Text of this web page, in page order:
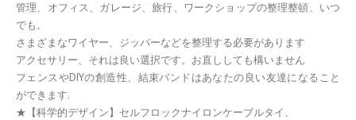
管理、オフィス、ガレージ、旅行、ワークショップの整理整頓、いつ
でも。
さまざまなワイヤー、ジッパーなどを整理する必要があります
アクセサリー、それは良い選択です。お直ししても構いません
フェンスやDIYの創造性、結束バンドはあなたの良い友達になること
ができます.
★【科学的デザイン】セルフロックナイロンケーブルタイ、